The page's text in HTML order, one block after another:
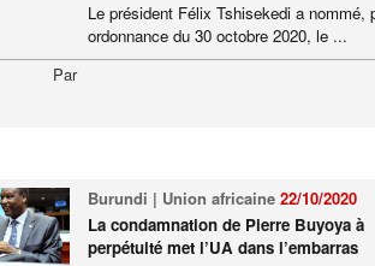
Le président Félix Tshisekedi a nommé,
ordonnance du 30 octobre 2020, le ...
Par
Burundi | Union africaine22/10/2020
La condamnation de Pierre Buyoya à
perpétuité met l’UA dans l’embarras